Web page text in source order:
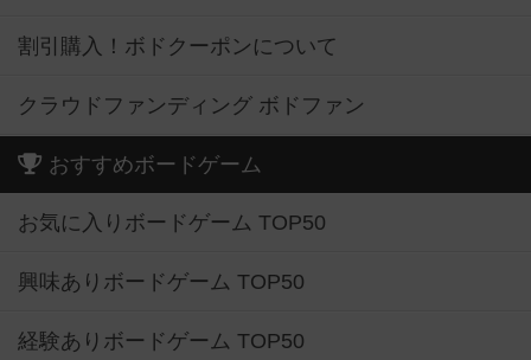
割引購入！ボドクーポンについて
クラウドファンディング ボドファン
おすすめボードゲーム
お気に入りボードゲーム TOP50
興味ありボードゲーム TOP50
経験ありボードゲーム TOP50